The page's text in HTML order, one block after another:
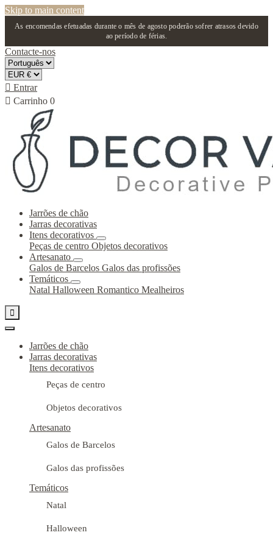
Skip to main content
As encomendas efetuadas durante o mês de agosto poderão sofrer atrasos devido
ao período de férias.
Contacte-nos
 Entrar
 Carrinho 0
Jarrões de chão
Jarras decorativas
Itens decorativos
Peças de centro Objetos decorativos
Artesanato
Galos de Barcelos Galos das profissões
Temáticos
Natal Halloween Romantico Mealheiros

Jarrões de chão
Jarras decorativas
Itens decorativos
Peças de centro
Objetos decorativos
Artesanato
Galos de Barcelos
Galos das profissões
Temáticos
Natal
Halloween